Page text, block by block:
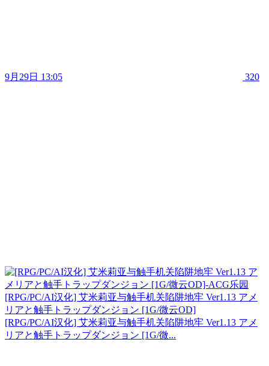
9月29日 13:05 320
[RPG/PC/AI汉化] 艾米莉亚与触手机关陷阱地牢 Ver1.13 アメ
リアと触手トラップダンジョン [1G/微云OD]
[RPG/PC/AI汉化] 艾米莉亚与触手机关陷阱地牢 Ver1.13 アメ
リアと触手トラップダンジョン [1G/微...